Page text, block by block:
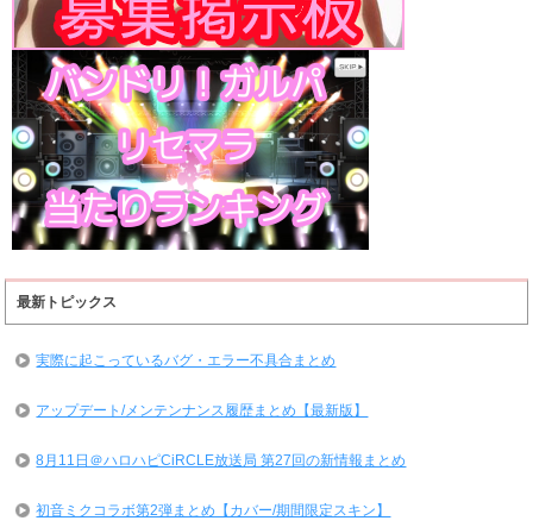
最新トピックス
実際に起こっているバグ・エラー不具合まとめ
アップデート/メンテンナンス履歴まとめ【最新版】
8月11日＠ハロハピCiRCLE放送局 第27回の新情報まとめ
初音ミクコラボ第2弾まとめ【カバー/期間限定スキン】